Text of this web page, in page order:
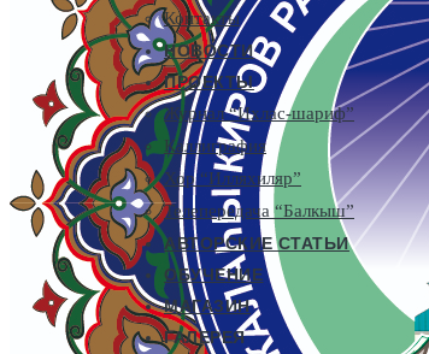
Контакты
НОВОСТИ
ПРОЕКТЫ
Журнал “Ихлас-шариф”
Каллиграфия
Хор “Илляхиляр”
Телепередача “Балкыш”
АВТОРСКИЕ СТАТЬИ
ОБУЧЕНИЕ
МАГАЗИН
ГАЛЕРЕЯ